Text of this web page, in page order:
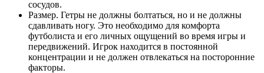
сосудов.
Размер. Гетры не должны болтаться, но и не должны
сдавливать ногу. Это необходимо для комфорта
футболиста и его личных ощущений во время игры и
передвижений. Игрок находится в постоянной
концентрации и не должен отвлекаться на посторонние
факторы.